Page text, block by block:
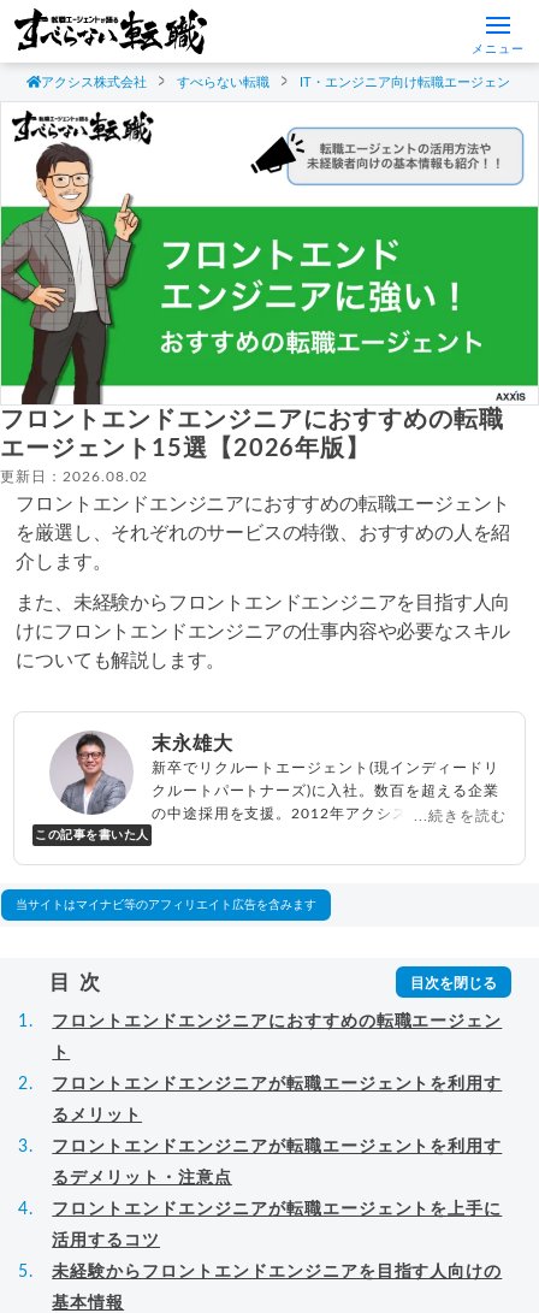
メニュー
アクシス株式会社 すべらない転職 IT・エンジニア向け転職エージェント
フロントエンドエンジニアにおすすめの転職
エージェント15選【2026年版】
更新日：2026.08.02
フロントエンドエンジニアにおすすめの転職エージェント
を厳選し、それぞれのサービスの特徴、おすすめの人を紹
介します。
また、未経験からフロントエンドエンジニアを目指す人向
けにフロントエンドエンジニアの仕事内容や必要なスキル
についても解説します。
この記事を書いた人
末永雄大
新卒でリクルートエージェント(現インディードリ
クルートパートナーズ)に入社。数百を超える企業
の中途採用を支援。2012年アクシス(株)設立、代
べらない転職エージェント
...続きを読む
当サイトはマイナビ等のアフィリエイト広告を含みます
目次
フロントエンドエンジニアにおすすめの転職エージェン
ト
フロントエンドエンジニアが転職エージェントを利用す
るメリット
フロントエンドエンジニアが転職エージェントを利用す
るデメリット・注意点
フロントエンドエンジニアが転職エージェントを上手に
活用するコツ
未経験からフロントエンドエンジニアを目指す人向けの
基本情報